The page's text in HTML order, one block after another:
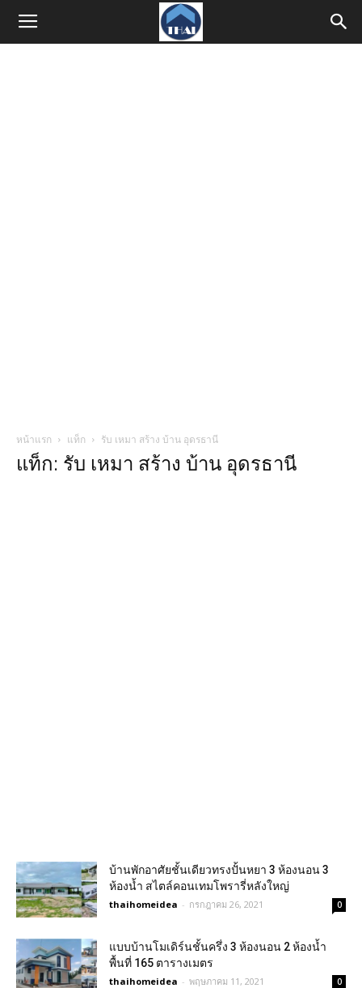
หน้าแรก แท็ก รับ เหมา สร้าง บ้าน อุดรธานี
แท็ก: รับ เหมา สร้าง บ้าน อุดรธานี
บ้านพักอาศัยชั้นเดียวทรงปั้นหยา 3 ห้องนอน 3
ห้องน้ำ สไตล์คอนเทมโพรารี่หลังใหญ่
thaihomeidea - กรกฎาคม 26, 2021 0
แบบบ้านโมเดิร์นชั้นครึ่ง 3 ห้องนอน 2 ห้องน้ำ
พื้นที่ 165 ตารางเมตร
thaihomeidea - พฤษภาคม 11, 2021 0